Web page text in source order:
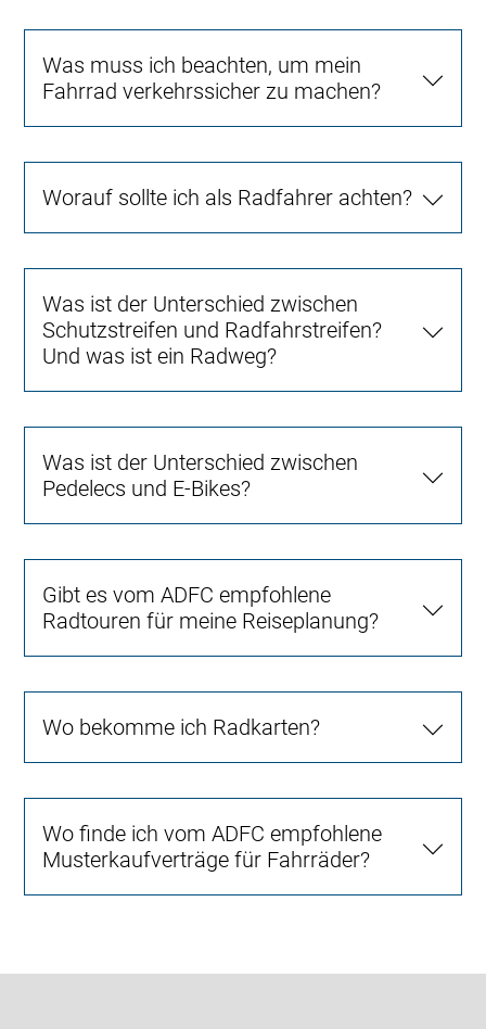
Was muss ich beachten, um mein
Fahrrad verkehrssicher zu machen?
Worauf sollte ich als Radfahrer achten?
Was ist der Unterschied zwischen
Schutzstreifen und Radfahrstreifen?
Und was ist ein Radweg?
Was ist der Unterschied zwischen
Pedelecs und E-Bikes?
Gibt es vom ADFC empfohlene
Radtouren für meine Reiseplanung?
Wo bekomme ich Radkarten?
Wo finde ich vom ADFC empfohlene
Musterkaufverträge für Fahrräder?